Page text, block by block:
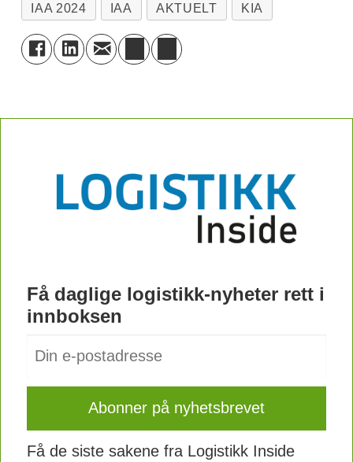
IAA 2024 IAA AKTUELT KIA
Få daglige logistikk-nyheter rett i
innboksen
Få de siste sakene fra Logistikk Inside